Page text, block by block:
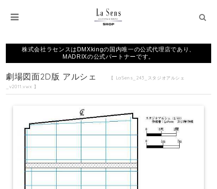
株式会社ラセンスはDMXkingの国内唯一の公式代理店であり、
MADRIXの公式パートナーです。
劇場図面2D版 アルシェ
【 LaSens_243_スタジオアルシェ
_v2011.vwx 】